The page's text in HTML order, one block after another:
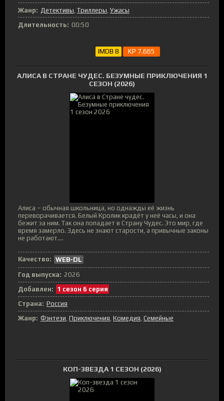
IMDB 8 KP 7.665
Жанр: Детективы Триллеры Ужасы
Длительность: 00:50
АЛИСА В СТРАНЕ ЧУДЕС. БЕЗУМНЫЕ ПРИКЛЮЧЕНИЯ 1
СЕЗОН (2026)
Алиса – обычная школьница, но однажды её жизнь
переворачивается. Белый Кролик крадёт у неё часы, и она
бежит за ним. Так она попадает в Страну Чудес. Это мир, где
время замерло. Здесь не знают старости, а привычные законы
не работают....
Качество: WEB-DL
Год выпуска: 2026
Добавлен: 1 сезон 6 серия
Страна: Россия
Жанр: Фэнтези, Приключения, Комедия, Семейные
КОП-ЗВЕЗДА 1 СЕЗОН (2026)